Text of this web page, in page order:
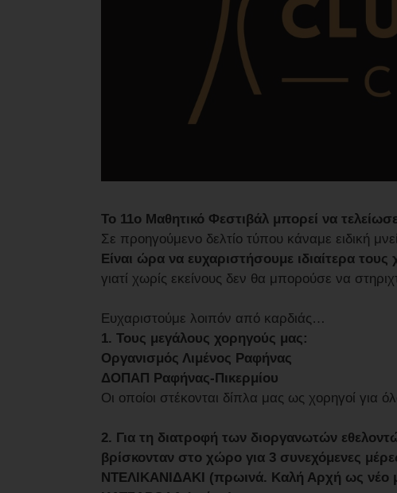
Το 11ο Μαθητικό Φεστιβάλ μπορεί να
Σε προηγούμενο δελτίο τύπου κάναμε ειδική
Είναι ώρα να ευχαριστήσουμε ιδιαίτερα τους
γιατί χωρίς εκείνους δεν θα μπορούσε να
Ευχαριστούμε λοιπόν από καρδιάς…
1. Τους μεγάλους χορηγούς μας:
Οργανισμός Λιμένος Ραφήνας
ΔΟΠΑΠ Ραφήνας-Πικερμίου
Οι οποίοι στέκονται δίπλα μας ως χορηγοί για
2. Για τη διατροφή των διοργανωτών
βρίσκονταν στο χώρο για 3 συνεχόμενες
ΝΤΕΛΙΚΑΝΙΔΑΚΙ (πρωινά. Καλή Αρχή ως νέο